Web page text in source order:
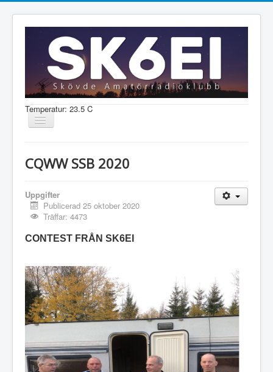
Temperatur: 23.5 C
Visa/dölj
Information
Aktiviteter
Medlem
CQWW SSB 2020
Uppgifter
Publicerad 25 oktober 2020
Träffar: 4473
CONTEST FRÅN SK6EI